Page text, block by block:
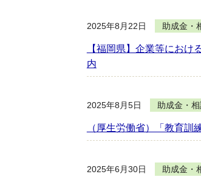
2025年8月22日 助成金・
【福岡県】企業等におけ
内
2025年8月5日 助成金・
（厚生労働省）「教育訓
2025年6月30日 助成金・